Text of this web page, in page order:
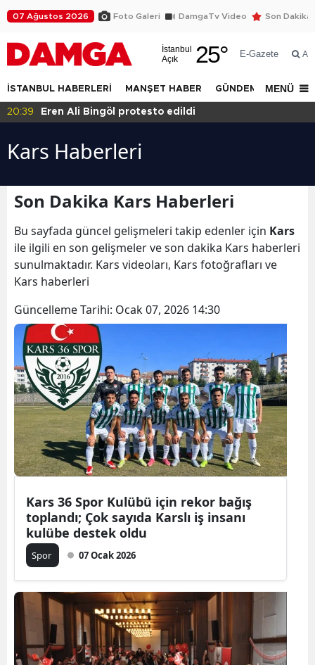
07 Ağustos 2026 Foto Galeri DamgaTv Video Son Dakika
İstanbul
Açık
25° E-Gazete Ara
İSTANBUL HABERLERİ MANŞET HABER GÜNDEM DÜNYA
MENÜ
20:39 Eren Ali Bingöl protesto edildi
Kars Haberleri
Son Dakika Kars Haberleri
Bu sayfada güncel gelişmeleri takip edenler için Kars
ile ilgili en son gelişmeler ve son dakika Kars haberleri
sunulmaktadır. Kars videoları, Kars fotoğrafları ve
Kars haberleri
Güncelleme Tarihi: Ocak 07, 2026 14:30
Kars 36 Spor Kulübü için rekor bağış
toplandı; Çok sayıda Karslı iş insanı
kulübe destek oldu
Spor 07 Ocak 2026